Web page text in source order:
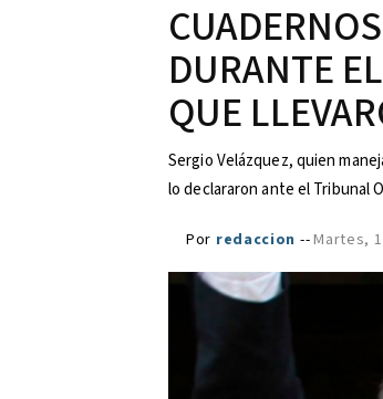
DURANTE
QUE
Sergio Velázquez, quien
lo declararon ante el Tribunal
Por redaccion --Martes,